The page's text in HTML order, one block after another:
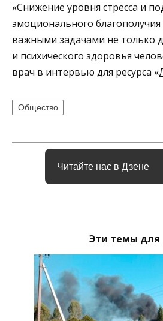
«Снижение уровня стресса и
эмоционального благополучия
важными задачами не только
и психического здоровья
врач в интервью для ресурса «
Общество
Читайте нас в Дзене
Эти темы для